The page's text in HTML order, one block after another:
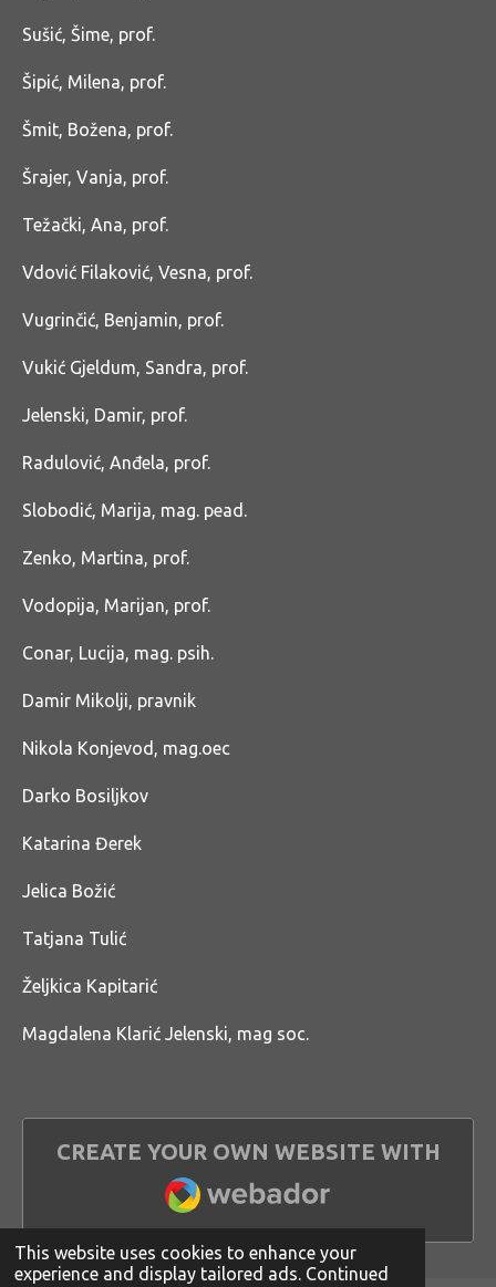
This website uses cookies to enhance your
experience and display tailored ads. Continued
Sušić, Šime, prof.
Šipić, Milena, prof.
Šmit, Božena, prof.
Šrajer, Vanja, prof.
Težački, Ana, prof.
Vdović Filaković, Vesna, prof.
Vugrinčić, Benjamin, prof.
Vukić Gjeldum, Sandra, prof.
Jelenski, Damir, prof.
Radulović, Anđela, prof.
Slobodić, Marija, mag. pead.
Zenko, Martina, prof.
Vodopija, Marijan, prof.
Conar, Lucija, mag. psih.
Damir Mikolji, pravnik
Nikola Konjevod, mag.oec
Darko Bosiljkov
Katarina Đerek
Jelica Božić
Tatjana Tulić
Željkica Kapitarić
Magdalena Klarić Jelenski, mag soc.
CREATE YOUR OWN WEBSITE WITH
WEBADOR